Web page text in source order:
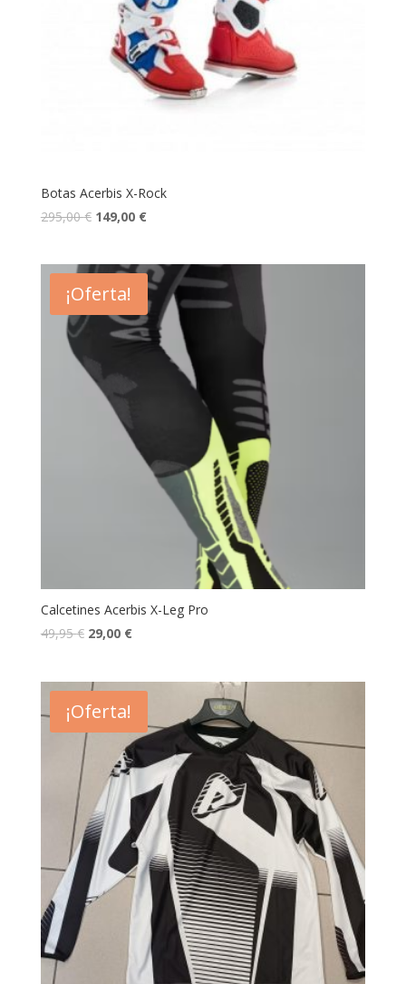
Botas Acerbis X-Rock
295,00€ 149,00 €
¡Oferta!
Calcetines Acerbis X-Leg Pro
49,95€ 29,00 €
¡Oferta!